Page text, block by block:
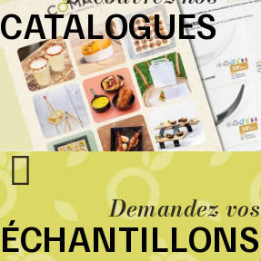
CATALOGUES
Demandez vos
ÉCHANTILLONS